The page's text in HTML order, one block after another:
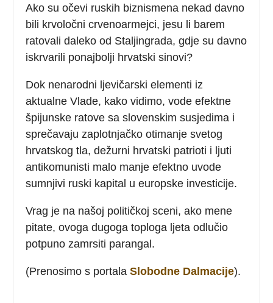
Ako su očevi ruskih biznismena nekad davno
bili krvoločni crvenoarmejci, jesu li barem
ratovali daleko od Staljingrada, gdje su davno
iskrvarili ponajbolji hrvatski sinovi?
Dok nenarodni ljevičarski elementi iz
aktualne Vlade, kako vidimo, vode efektne
špijunske ratove sa slovenskim susjedima i
sprečavaju zaplotnjačko otimanje svetog
hrvatskog tla, dežurni hrvatski patrioti i ljuti
antikomunisti malo manje efektno uvode
sumnjivi ruski kapital u europske investicije.
Vrag je na našoj političkoj sceni, ako mene
pitate, ovoga dugoga toploga ljeta odlučio
potpuno zamrsiti parangal.
(Prenosimo s portalaSlobodne Dalmacije).